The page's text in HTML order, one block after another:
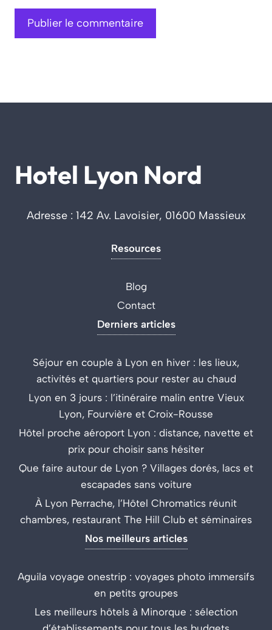
Hotel Lyon Nord
Adresse : 142 Av. Lavoisier, 01600 Massieux
Resources
Blog
Contact
Derniers articles
Séjour en couple à Lyon en hiver : les lieux,
activités et quartiers pour rester au chaud
Lyon en 3 jours : l’itinéraire malin entre Vieux
Lyon, Fourvière et Croix-Rousse
Hôtel proche aéroport Lyon : distance, navette et
prix pour choisir sans hésiter
Que faire autour de Lyon ? Villages dorés, lacs et
escapades sans voiture
À Lyon Perrache, l’Hôtel Chromatics réunit
chambres, restaurant The Hill Club et séminaires
Nos meilleurs articles
Aguila voyage onestrip : voyages photo immersifs
en petits groupes
Les meilleurs hôtels à Minorque : sélection